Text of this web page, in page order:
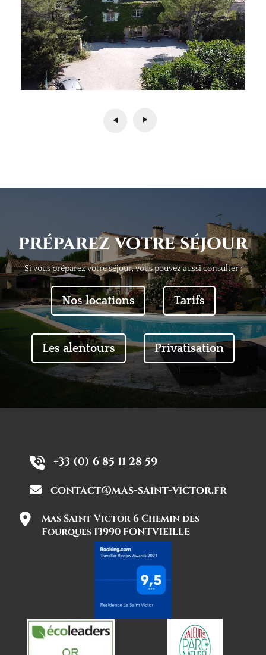
préparez votre séjour
Si vous préparez votre séjour, vous pouvez aussi consulter :
Nos locations Tarifs
Les alentours Privatisation
+33 (0) 6 85 11 28 59
contact@mas-saint-victor.fr
Mas Saint Victor 6 Chemin des
Fourques 13990 FONTVIEILLE